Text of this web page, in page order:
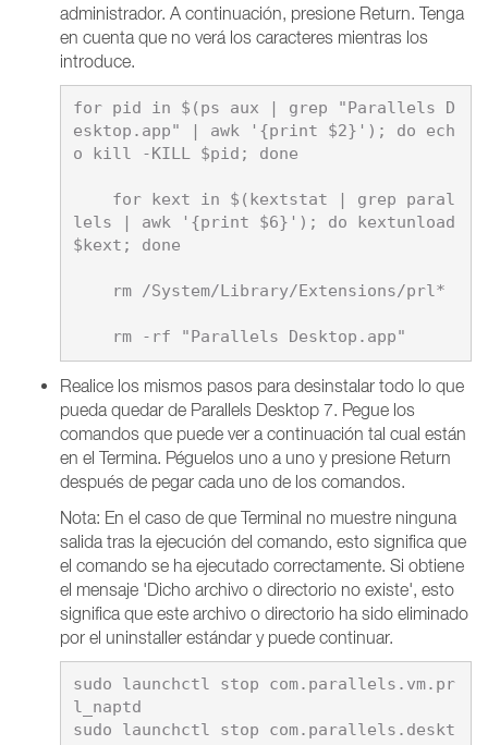
administrador. A continuación, presione Return. Tenga
en cuenta que no verá los caracteres mientras los
introduce.
for pid in $(ps aux | grep "Parallels D
esktop.app" | awk '{print $2}'); do ech
o kill -KILL $pid; done
lels | awk '{print $6}'); do kextunload
$kext; done
Realice los mismos pasos para desinstalar todo lo que
pueda quedar de Parallels Desktop 7. Pegue los
comandos que puede ver a continuación tal cual están
en el Termina. Péguelos uno a uno y presione Return
después de pegar cada uno de los comandos.
Nota: En el caso de que Terminal no muestre ninguna
salida tras la ejecución del comando, esto significa que
el comando se ha ejecutado correctamente. Si obtiene
el mensaje 'Dicho archivo o directorio no existe', esto
significa que este archivo o directorio ha sido eliminado
por el uninstaller estándar y puede continuar.
sudo launchctl stop com.parallels.vm.pr
l_naptd
sudo launchctl stop com.parallels.deskt